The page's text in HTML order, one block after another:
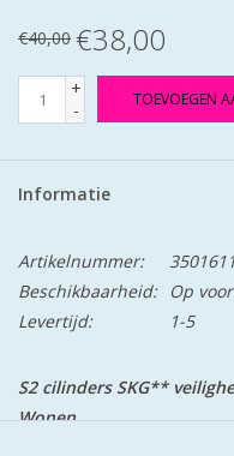
€40,00 €38,00
+
-
TOEVOEGEN
Informatie
Artikelnummer:
Beschikbaarheid:
Op
Levertijd:
1-5
S2 cilinders SKG**
Wonen.